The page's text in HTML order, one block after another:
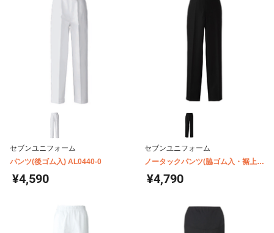
セブンユニフォーム
パンツ(後ゴム入) AL0440-0
¥4,590
セブンユニフォーム
ノータックパンツ(脇ゴム入・裾上げ
加工済み) WL1481
¥4,790